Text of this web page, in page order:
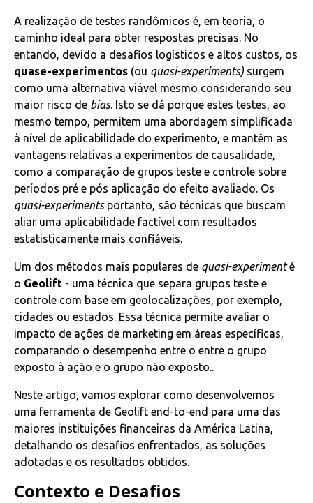
A realização de testes randômicos é, em teoria, o
caminho ideal para obter respostas precisas. No
entando, devido a desafios logísticos e altos custos, os
quase-experimentos (ou quasi-experiments) surgem
como uma alternativa viável mesmo considerando seu
maior risco de bias. Isto se dá porque estes testes, ao
mesmo tempo, permitem uma abordagem simplificada
à nível de aplicabilidade do experimento, e mantêm as
vantagens relativas a experimentos de causalidade,
como a comparação de grupos teste e controle sobre
períodos pré e pós aplicação do efeito avaliado. Os
quasi-experiments portanto, são técnicas que buscam
aliar uma aplicabilidade factível com resultados
estatisticamente mais confiáveis.
Um dos métodos mais populares de quasi-experimenté
o Geolift - uma técnica que separa grupos teste e
controle com base em geolocalizações, por exemplo,
cidades ou estados. Essa técnica permite avaliar o
impacto de ações de marketing em áreas específicas,
comparando o desempenho entre o entre o grupo
exposto à ação e o grupo não exposto..
Neste artigo, vamos explorar como desenvolvemos
uma ferramenta de Geolift end-to-end para uma das
maiores instituições financeiras da América Latina,
detalhando os desafios enfrentados, as soluções
adotadas e os resultados obtidos.
Contexto e Desafios